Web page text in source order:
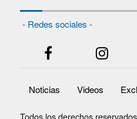
- Redes sociales -
Noticias Videos
Todos los derechos reservados